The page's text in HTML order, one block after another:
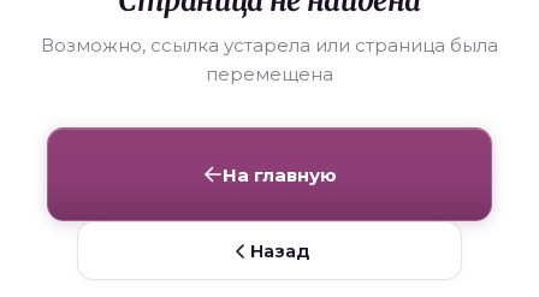
Возможно, ссылка устарела или страница была
перемещена
На главную
Назад